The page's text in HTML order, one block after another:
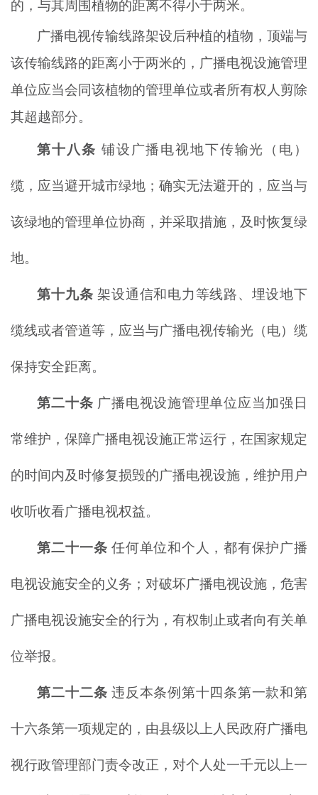
的，与其周围植物的距离不得小于两米。
广播电视传输线路架设后种植的植物，顶端与
该传输线路的距离小于两米的，广播电视设施管理
单位应当会同该植物的管理单位或者所有权人剪除
其超越部分。
第十八条 铺设广播电视地下传输光（电）
缆，应当避开城市绿地；确实无法避开的，应当与
该绿地的管理单位协商，并采取措施，及时恢复绿
地。
第十九条架设通信和电力等线路、埋设地下
缆线或者管道等，应当与广播电视传输光（电）缆
保持安全距离。
第二十条 广播电视设施管理单位应当加强日
常维护，保障广播电视设施正常运行，在国家规定
的时间内及时修复损毁的广播电视设施，维护用户
收听收看广播电视权益。
第二十一条任何单位和个人，都有保护广播
电视设施安全的义务；对破坏广播电视设施，危害
广播电视设施安全的行为，有权制止或者向有关单
位举报。
第二十二条违反本条例第十四条第一款和第
十六条第一项规定的，由县级以上人民政府广播电
视行政管理部门责令改正，对个人处一千元以上一